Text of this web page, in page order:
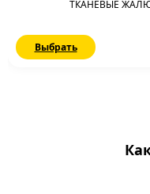
ТКАНЕВЫЕ
Выбрать